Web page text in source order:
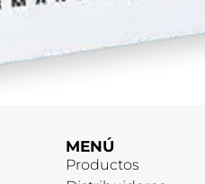
MENÚ
Productos